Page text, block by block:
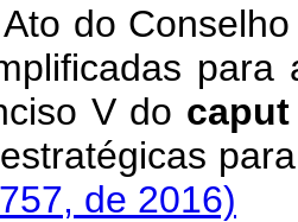
do
V do caput
de 2016)